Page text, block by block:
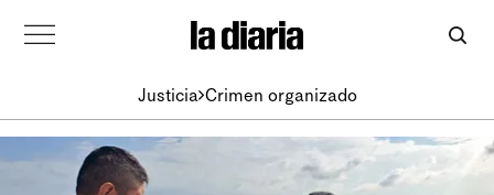
Justicia Crimen organizado